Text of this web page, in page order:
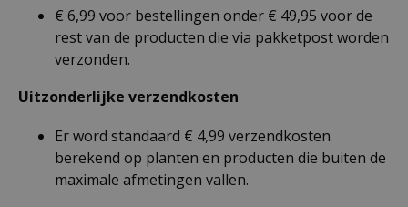
€ 6,99 voor bestellingen onder € 49,95 voor de
rest van de producten die via pakketpost worden
verzonden.
Uitzonderlijke verzendkosten
Er word standaard € 4,99 verzendkosten
berekend op planten en producten die buiten de
maximale afmetingen vallen.